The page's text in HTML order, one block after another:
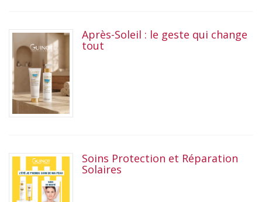
Après-Soleil : le geste qui change
tout
Soins Protection et Réparation
Solaires